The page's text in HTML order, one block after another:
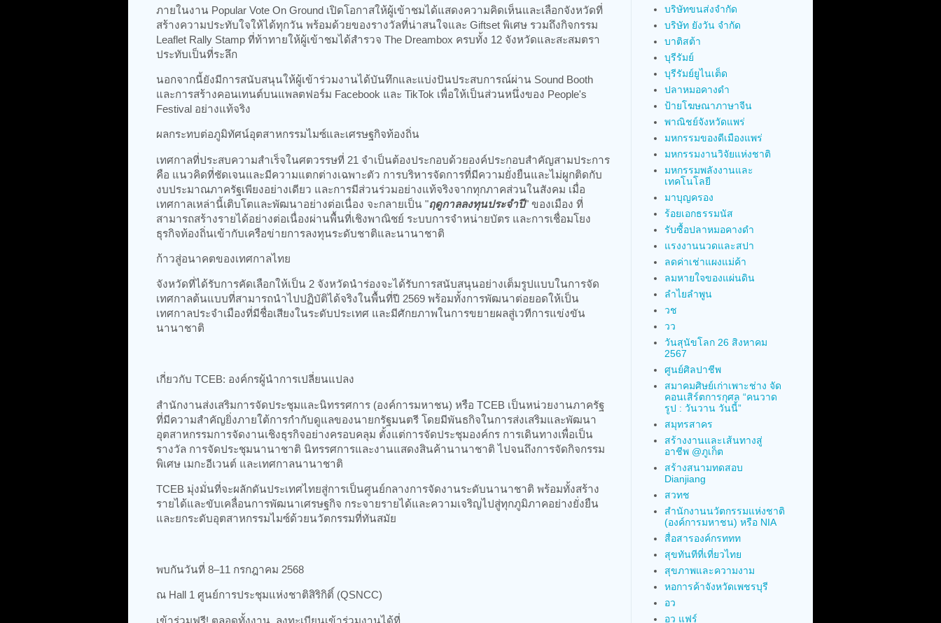
ภายในงาน Popular Vote On Ground เปิดโอกาสให้ผู้เข้าชมได้แสดงความคิดเห็นและเลือกจังหวัดที่
สร้างความประทับใจให้ได้ทุกวัน พร้อมด้วยของรางวัลที่น่าสนใจและ Giftset พิเศษ รวมถึงกิจกรรม
Leaflet Rally Stamp ที่ท้าทายให้ผู้เข้าชมได้สำรวจ The Dreambox ครบทั้ง 12 จังหวัดและสะสมตรา
ประทับเป็นที่ระลึก
นอกจากนี้ยังมีการสนับสนุนให้ผู้เข้าร่วมงานได้บันทึกและแบ่งปันประสบการณ์ผ่าน Sound Booth
และการสร้างคอนเทนต์บนแพลตฟอร์ม Facebook และ TikTok เพื่อให้เป็นส่วนหนึ่งของ People's
Festival อย่างแท้จริง
ผลกระทบต่อภูมิทัศน์อุตสาหกรรมไมซ์และเศรษฐกิจท้องถิ่น
เทศกาลที่ประสบความสำเร็จในศตวรรษที่ 21 จำเป็นต้องประกอบด้วยองค์ประกอบสำคัญสามประการ
คือ แนวคิดที่ชัดเจนและมีความแตกต่างเฉพาะตัว การบริหารจัดการที่มีความยั่งยืนและไม่ผูกติดกับ
งบประมาณภาครัฐเพียงอย่างเดียว และการมีส่วนร่วมอย่างแท้จริงจากทุกภาคส่วนในสังคม เมื่อ
เทศกาลเหล่านี้เติบโตและพัฒนาอย่างต่อเนื่อง จะกลายเป็น "ฤดูกาลลงทุนประจำปี" ของเมือง ที่
สามารถสร้างรายได้อย่างต่อเนื่องผ่านพื้นที่เชิงพาณิชย์ ระบบการจำหน่ายบัตร และการเชื่อมโยง
ธุรกิจท้องถิ่นเข้ากับเครือข่ายการลงทุนระดับชาติและนานาชาติ
ก้าวสู่อนาคตของเทศกาลไทย
จังหวัดที่ได้รับการคัดเลือกให้เป็น 2 จังหวัดนำร่องจะได้รับการสนับสนุนอย่างเต็มรูปแบบในการจัด
เทศกาลต้นแบบที่สามารถนำไปปฏิบัติได้จริงในพื้นที่ปี 2569 พร้อมทั้งการพัฒนาต่อยอดให้เป็น
เทศกาลประจำเมืองที่มีชื่อเสียงในระดับประเทศ และมีศักยภาพในการขยายผลสู่เวทีการแข่งขัน
นานาชาติ
เกี่ยวกับ TCEB: องค์กรผู้นำการเปลี่ยนแปลง
สำนักงานส่งเสริมการจัดประชุมและนิทรรศการ (องค์การมหาชน) หรือ TCEB เป็นหน่วยงานภาครัฐ
ที่มีความสำคัญยิ่งภายใต้การกำกับดูแลของนายกรัฐมนตรี โดยมีพันธกิจในการส่งเสริมและพัฒนา
อุตสาหกรรมการจัดงานเชิงธุรกิจอย่างครอบคลุม ตั้งแต่การจัดประชุมองค์กร การเดินทางเพื่อเป็น
รางวัล การจัดประชุมนานาชาติ นิทรรศการและงานแสดงสินค้านานาชาติ ไปจนถึงการจัดกิจกรรม
พิเศษ เมกะอีเวนต์ และเทศกาลนานาชาติ
TCEB มุ่งมั่นที่จะผลักดันประเทศไทยสู่การเป็นศูนย์กลางการจัดงานระดับนานาชาติ พร้อมทั้งสร้าง
รายได้และขับเคลื่อนการพัฒนาเศรษฐกิจ กระจายรายได้และความเจริญไปสู่ทุกภูมิภาคอย่างยั่งยืน
และยกระดับอุตสาหกรรมไมซ์ด้วยนวัตกรรมที่ทันสมัย
พบกันวันที่ 8–11 กรกฎาคม 2568
ณ Hall 1 ศูนย์การประชุมแห่งชาติสิริกิติ์ (QSNCC)
เข้าร่วมฟรี! ตลอดทั้งงาน ลงทะเบียนเข้าร่วมงานได้ที่
บริษัทขนส่งจำกัด
บริษัท ยังวัน จำกัด
บาติสต้า
บุรีรัมย์
บุรีรัมย์ยูไนเต็ด
ปลาหมอคางดำ
ป้ายโฆษณาภาษาจีน
พาณิชย์จังหวัดแพร่
มหกรรมของดีเมืองแพร่
มหกรรมงานวิจัยแห่งชาติ
มหกรรมพลังงานและ
เทคโนโลยี
มาบุญครอง
ร้อยเอกธรรมนัส
รับซื้อปลาหมอคางดำ
แรงงานนวดและสปา
ลดค่าเช่าแผงแม่ค้า
ลมหายใจของแผ่นดิน
ลำไยลำพูน
วช
วว
วันสุนัขโลก 26 สิงหาคม
2567
ศูนย์ศิลปาชีพ
สมาคมศิษย์เก่าเพาะช่าง จัด
คอนเสิร์ตการกุศล “คนวาด
รูป : วันวาน วันนี้”
สมุทรสาคร
สร้างงานและเส้นทางสู่
อาชีพ @ภูเก็ต
สร้างสนามทดสอบ
Dianjiang
สวทช
สำนักงานนวัตกรรมแห่งชาติ
(องค์การมหาชน) หรือ NIA
สื่อสารองค์กรททท
สุขทันทีที่เที่ยวไทย
สุขภาพและความงาม
หอการค้าจังหวัดเพชรบุรี
อว
อว แฟร์